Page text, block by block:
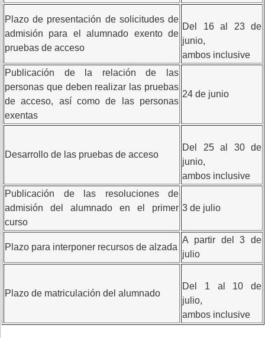
Plazo de presentación de solicitudes de
admisión para el alumnado exento de
pruebas de acceso
Del 16 al 23 de
junio,
ambos inclusive
Publicación de la relación de las
personas que deben realizar las pruebas
de acceso, así como de las personas
exentas
24 de junio
Desarrollo de las pruebas de acceso
Del 25 al 30 de
junio,
ambos inclusive
Publicación de las resoluciones de
admisión del alumnado en el primer
curso
3 de julio
Plazo para interponer recursos de alzada
A partir del 3 de
julio
Plazo de matriculación del alumnado
Del 1 al 10 de
julio,
ambos inclusive